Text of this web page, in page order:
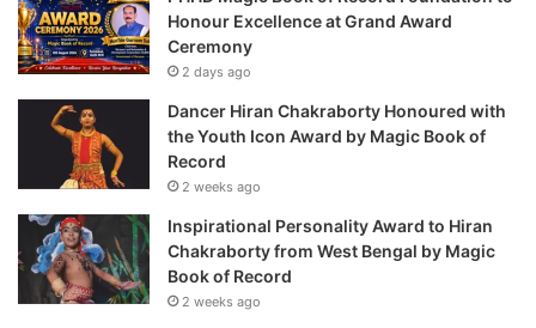
Honour Excellence at Grand Award
Ceremony
2 days ago
Dancer Hiran Chakraborty Honoured with
the Youth Icon Award by Magic Book of
Record
2 weeks ago
Inspirational Personality Award to Hiran
Chakraborty from West Bengal by Magic
Book of Record
2 weeks ago